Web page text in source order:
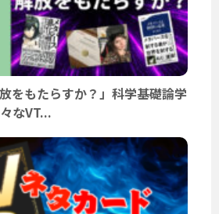
をもたらすか？」科学基礎論学
なVT...